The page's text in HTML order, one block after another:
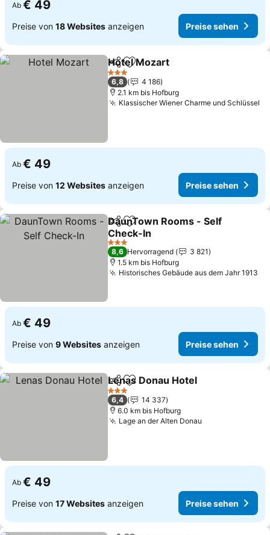
Ab € 49
Preise von 18 Websites anzeigen Preise sehen
TeilenZu Favoriten hinzufügen
Hotel Mozart
3 Sterne
6,8
4 186
2.1 km bis Hofburg
Klassischer Wiener Charme und Schlüssel
Ab € 49
Preise von 12 Websites anzeigen Preise sehen
TeilenZu Favoriten hinzufügen
DaunTown Rooms - Self
Check-In
3 Sterne
8,6 Hervorragend
3 821
1.5 km bis Hofburg
Historisches Gebäude aus dem Jahr 1913
Ab € 49
Preise von 9 Websites anzeigen Preise sehen
TeilenZu Favoriten hinzufügen
Lenas Donau Hotel
3 Sterne
6,4
14 337
6.0 km bis Hofburg
Lage an der Alten Donau
Ab € 49
Preise von 17 Websites anzeigen Preise sehen